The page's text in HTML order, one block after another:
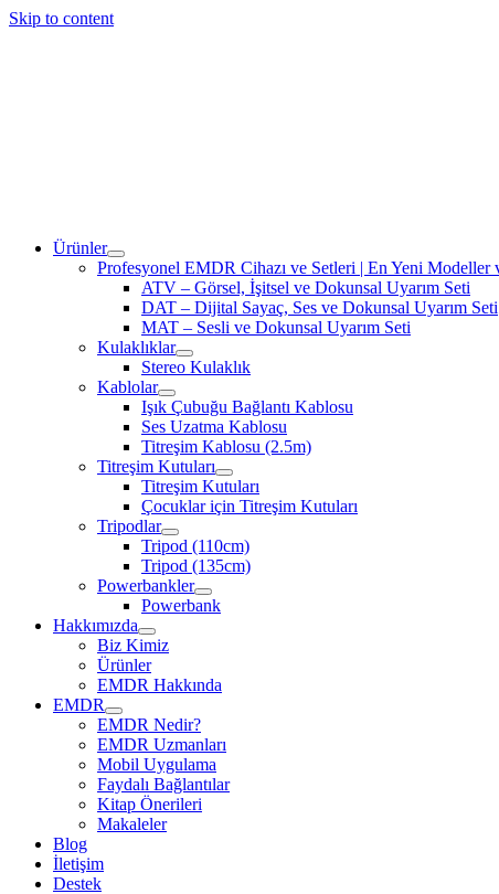
Skip to content
Ürünler
Profesyonel EMDR Cihazı ve Setleri | En Yeni Modeller
ATV – Görsel, İşitsel ve Dokunsal Uyarım Seti
DAT – Dijital Sayaç, Ses ve Dokunsal Uyarım Seti
MAT – Sesli ve Dokunsal Uyarım Seti
Kulaklıklar
Stereo Kulaklık
Kablolar
Işık Çubuğu Bağlantı Kablosu
Ses Uzatma Kablosu
Titreşim Kablosu (2.5m)
Titreşim Kutuları
Titreşim Kutuları
Çocuklar için Titreşim Kutuları
Tripodlar
Tripod (110cm)
Tripod (135cm)
Powerbankler
Powerbank
Hakkımızda
Biz Kimiz
Ürünler
EMDR Hakkında
EMDR
EMDR Nedir?
EMDR Uzmanları
Mobil Uygulama
Faydalı Bağlantılar
Kitap Önerileri
Makaleler
Blog
İletişim
Destek